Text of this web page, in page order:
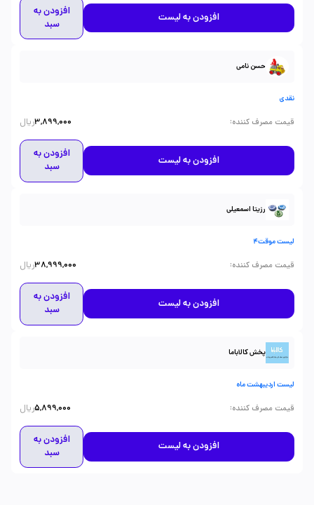
افزودن به لیست
افزودن به
سبد
حسن نامی
نقدی
قیمت مصرف کننده:
3,899,000ریال
افزودن به لیست
افزودن به
سبد
رزیتا اسمعیلی
لیست موقت4
قیمت مصرف کننده:
38,999,000ریال
افزودن به لیست
افزودن به
سبد
پخش کالاباما
لیست اردیبهشت ماه
قیمت مصرف کننده:
5,899,000ریال
افزودن به لیست
افزودن به
سبد